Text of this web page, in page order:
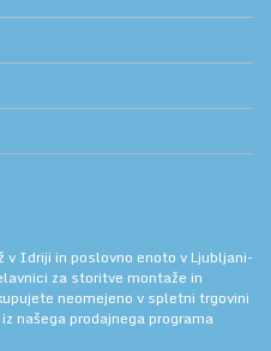
v Idriji in poslovno enoto v Ljubljani-
za storitve montaže in
neomejeno v spletni trgovini
našega prodajnega programa